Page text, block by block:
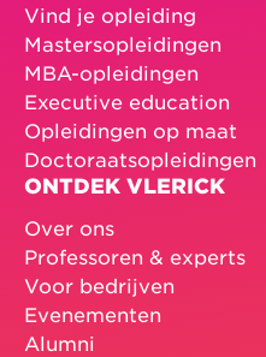
Vind je opleiding
Mastersopleidingen
MBA-opleidingen
Executive education
Opleidingen op maat
Doctoraatsopleidingen
ONTDEK VLERICK
Over ons
Professoren & experts
Voor bedrijven
Evenementen
Alumni